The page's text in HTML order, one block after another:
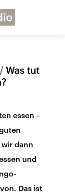
Was tut
essen –
wir dann
und
Das ist